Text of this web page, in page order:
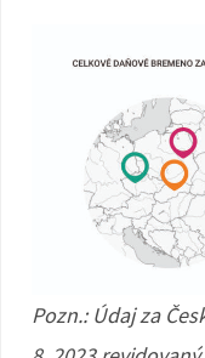
Pozn.: Údaj za